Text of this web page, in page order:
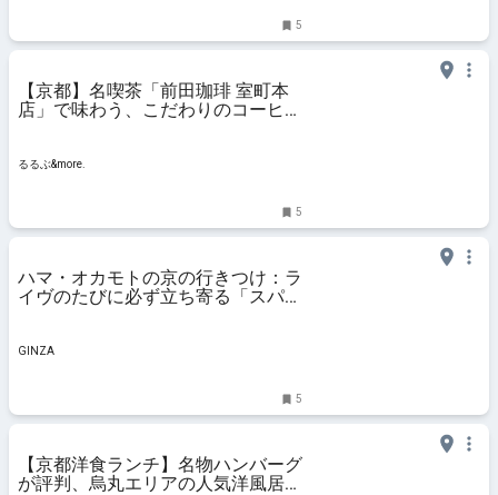
5
【京都】名喫茶「前田珈琲 室町本
店」で味わう、こだわりのコーヒー
るるぶ&more.
5
ハマ・オカモトの京の行きつけ：ラ
イヴのたびに必ず立ち寄る「スパイ
GINZA
5
【京都洋食ランチ】名物ハンバーグ
が評判、烏丸エリアの人気洋風居酒